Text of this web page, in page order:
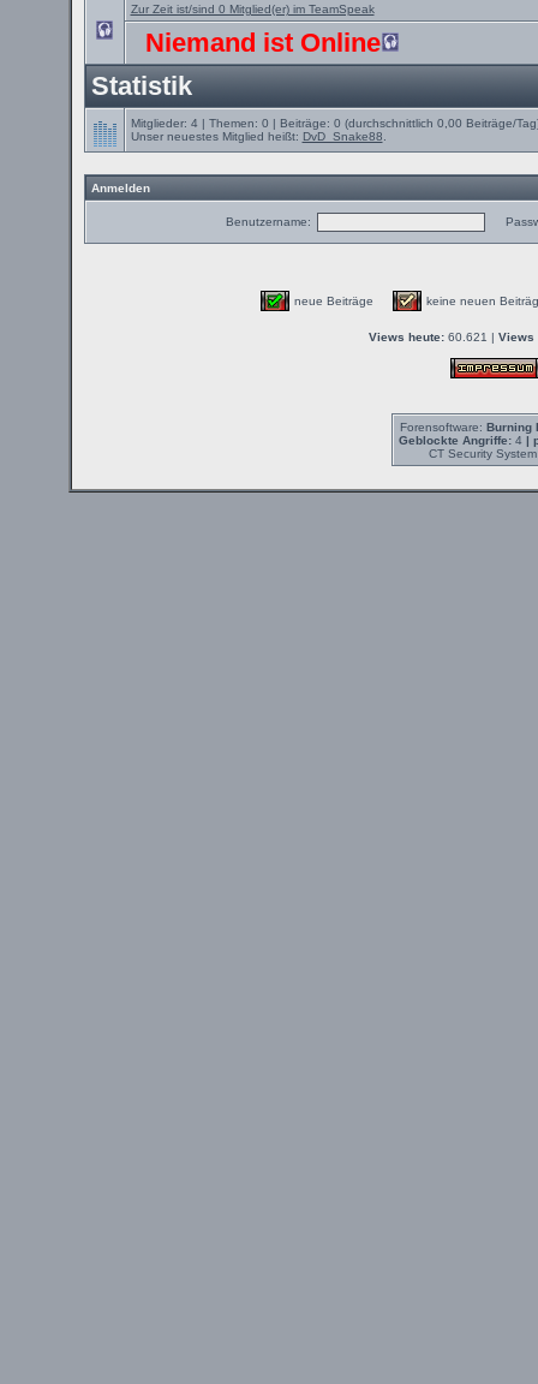
Zur Zeit ist/sind 0 Mitglied(er) im TeamSpeak
Niemand ist Online
Statistik
Mitglieder: 4 | Themen: 0 | Beiträge: 0 (durchschnittlich 0,00 Beiträge/
Unser neuestes Mitglied heißt: DvD_Snake88
Anmelden
Benutzername:
neue Beiträge keine neuen
Views heute: 60.621 | Views
Forensoftware: Burning
Geblockte Angriffe:4 |
CT Security